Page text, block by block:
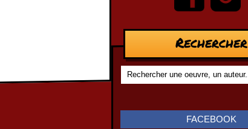
Rechercher
FACEBOOK